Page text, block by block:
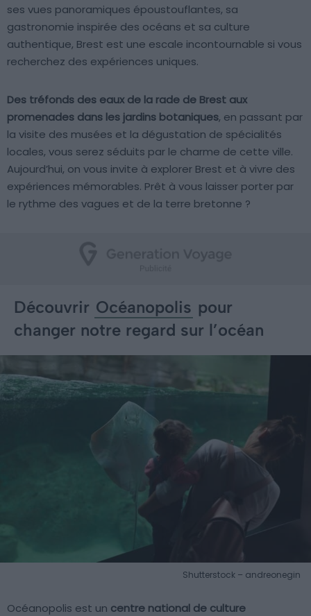
ses vues panoramiques époustouflantes, sa
gastronomie inspirée des océans et sa culture
authentique, Brest est une escale incontournable si vous
recherchez des expériences uniques.
Des tréfonds des eaux de la rade de Brest aux
promenades dans les jardins botaniques, en passant par
la visite des musées et la dégustation de spécialités
locales, vous serez séduits par le charme de cette ville.
Aujourd’hui, on vous invite à explorer Brest et à vivre des
expériences mémorables. Prêt à vous laisser porter par
le rythme des vagues et de la terre bretonne ?
Découvrir Océanopolis pour
changer notre regard sur l’océan
Shutterstock – andreonegin
Océanopolis est un centre national de culture